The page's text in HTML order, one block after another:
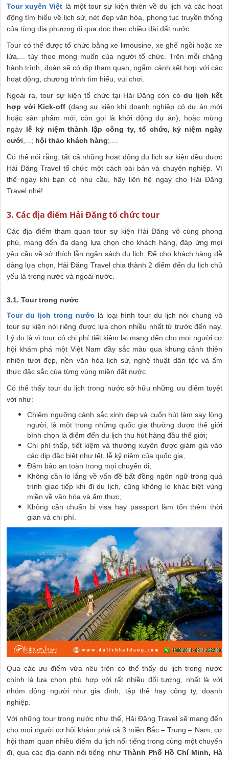
Tour xuyên Việt là một tour sự kiện thiên về du lịch và các hoạt
động tìm hiểu về lịch sử, nét đẹp văn hóa, phong tục truyền thống
của từng địa phương đi qua dọc theo chiều dài đất nước.
Tour có thể được tổ chức bằng xe limousine, xe ghế ngồi hoặc xe
lửa,... tùy theo mong muốn của người tổ chức. Trên mỗi chặng
hành trình, đoàn sẽ có dịp tham quan, ngắm cảnh kết hợp với các
hoạt động, chương trình tìm hiểu, vui chơi.
Ngoài ra, tour sự kiện tổ chức tại Hải Đăng còn có du lịch kết
hợp với Kick-off (dạng sự kiện khi doanh nghiệp có dự án mới
hoặc sản phẩm mới, còn gọi là khởi động dự án); hoặc mừng
ngày lễ kỷ niệm thành lập công ty, tổ chức, kỷ niệm ngày
cưới,...; hội thảo khách hàng;....
Có thể nói rằng, tất cả những hoạt động du lịch sự kiện đều được
Hải Đăng Travel tổ chức một cách bài bản và chuyên nghiệp. Vì
thế ngay khi bạn có nhu cầu, hãy liên hệ ngay cho Hải Đăng
Travel nhé!
3. Các địa điểm Hải Đăng tổ chức tour
Các địa điểm tham quan tour sự kiện Hải Đăng vô cùng phong
phú, mang đến đa dạng lựa chọn cho khách hàng, đáp ứng mọi
yêu cầu về sở thích lẫn ngân sách du lịch. Để cho khách hàng dễ
dàng lựa chọn, Hải Đăng Travel chia thành 2 điểm đến du lịch chủ
yếu là trong nước và ngoài nước.
3.1. Tour trong nước
Tour du lịch trong nước là loại hình tour du lịch nói chung và
tour sự kiện nói riêng được lựa chọn nhiều nhất từ trước đến nay.
Lý do là vì tour có chi phí tiết kiệm lại mang đến cho mọi người cơ
hội khám phá một Việt Nam đầy sắc màu qua khung cảnh thiên
nhiên tươi đẹp, nền văn hóa lịch sử, nghệ thuật dân tộc và ẩm
thực đặc sắc của từng vùng miền đất nước.
Có thể thấy tour du lịch trong nước sở hữu những ưu điểm tuyệt
vời như:
Chiêm ngưỡng cảnh sắc xinh đẹp và cuốn hút làm say lòng
người, là một trong những quốc gia thường được thế giới
bình chọn là điểm đến du lịch thu hút hàng đầu thế giới;
Chi phí thấp, tiết kiệm và thường xuyên được giảm giá vào
các dịp đặc biệt như tết, lễ kỷ niệm của quốc gia;
Đảm bảo an toàn trong mọi chuyến đi;
Không cần lo lắng về vấn đề bất đồng ngôn ngữ trong quá
trình giao tiếp khi đi du lịch, cũng không lo khác biệt vùng
miền về văn hóa và ẩm thực;
Không cần chuẩn bị visa hay passport làm tốn thêm thời
gian và chi phí.
Qua các ưu điểm vừa nêu trên có thể thấy du lịch trong nước
chính là lựa chọn phù hợp với rất nhiều đối tượng, nhất là với
nhóm đông người như gia đình, tập thể hay công ty, doanh
nghiệp.
Với những tour trong nước như thế, Hải Đăng Travel sẽ mang đến
cho mọi người cơ hội khám phá cả 3 miền Bắc – Trung – Nam, cơ
hội tham quan nhiều điểm du lịch nổi tiếng trong cùng một chuyến
đi, qua các địa danh nổi tiếng như Thành Phố Hồ Chí Minh, Hà